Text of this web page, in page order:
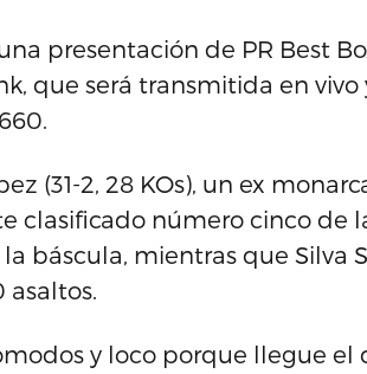
presentación de PR Best
que será transmitida en vivo
(31-2, 28 KOs), un ex
clasificado número cinco de
báscula, mientras que Silva
asaltos.
y loco porque llegue